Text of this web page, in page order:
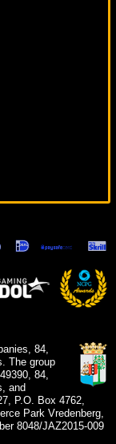
84,
The group
84,
and
P.O. Box 4762,
Park Vredenberg,
8048/JAZ2015-009